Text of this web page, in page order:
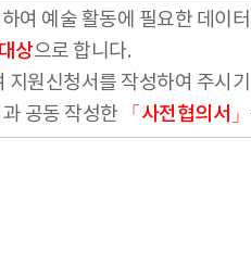
예술 활동에 필요한 데이
상으로 합니다.
지원신청서를 작성하여 주시
공동 작성한
「사전협의서」